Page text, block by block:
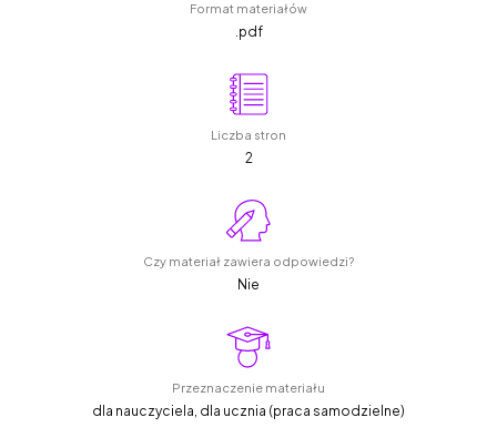
Format materiałów
.pdf
Liczba stron
2
Czy materiał zawiera odpowiedzi?
Nie
Przeznaczenie materiału
dla nauczyciela, dla ucznia (praca samodzielne)